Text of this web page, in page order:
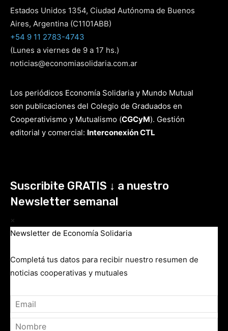
Estados Unidos 1354, Ciudad Autónoma de Buenos
Aires, Argentina (C1101ABB)
+54 9 11 2783-4743
(Lunes a viernes de 9 a 17 hs.)
noticias@economiasolidaria.com.ar
Los periódicos Economía Solidaria y Mundo Mutual
son publicaciones del Colegio de Graduados en
Cooperativismo y Mutualismo (CGCyM). Gestión
editorial y comercial: Interconexión CTL
Suscribite GRATIS ↓ a nuestro
Newsletter semanal
×
Newsletter de Economía Solidaria
Completá tus datos para recibir nuestro resumen de
noticias cooperativas y mutuales